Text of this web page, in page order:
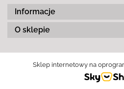
Informacje
O sklepie
Sklep internetowy na